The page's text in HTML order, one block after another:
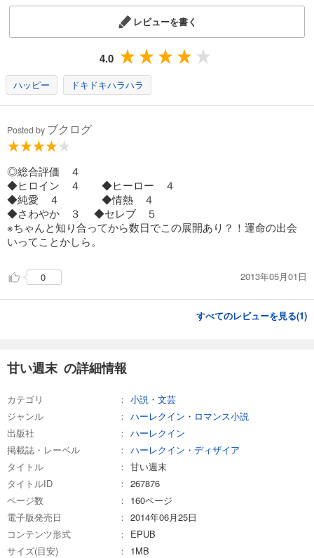
レビューを書く
4.0
ハッピー ドキドキハラハラ
Posted by ブクログ
◎総合評価 ４
◆ヒロイン ４ ◆ヒーロー ４
◆純愛 ４ ◆情熱 ４
◆さわやか ３ ◆セレブ ５
※ちゃんと知り合ってから数日でこの展開あり？！運命の出会
いってことかしら。
0 2013年05月01日
すべてのレビューを見る(1)
甘い週末 の詳細情報
カテゴリ
小説・文芸
ジャンル
ハーレクイン・ロマンス小説
出版社
ハーレクイン
掲載誌・レーベル
ハーレクイン・ディザイア
タイトル
甘い週末
タイトルID
267876
ページ数
160ページ
電子版発売日
2014年06月25日
コンテンツ形式
EPUB
サイズ(目安)
1MB